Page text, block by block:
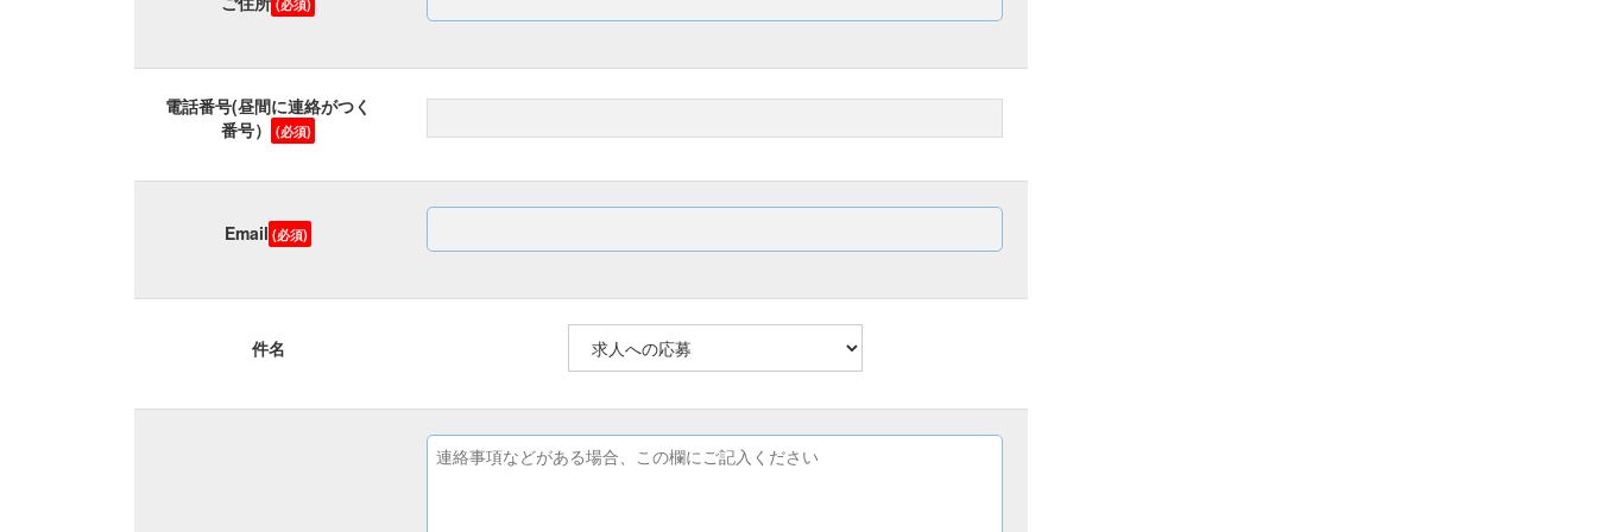
(必須)
電話番号(昼間に連絡がつく
番号）
(必須)
Email (必須)
件名